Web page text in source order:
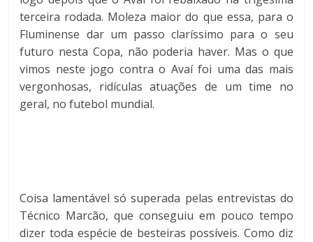
terceira rodada. Moleza maior do que essa, para o
Fluminense dar um passo claríssimo para o seu
futuro nesta Copa, não poderia haver. Mas o que
vimos neste jogo contra o Avaí foi uma das mais
vergonhosas, ridículas atuações de um time no
geral, no futebol mundial.
Coisa lamentável só superada pelas entrevistas do
Técnico Marcão, que conseguiu em pouco tempo
dizer toda espécie de besteiras possíveis. Como diz